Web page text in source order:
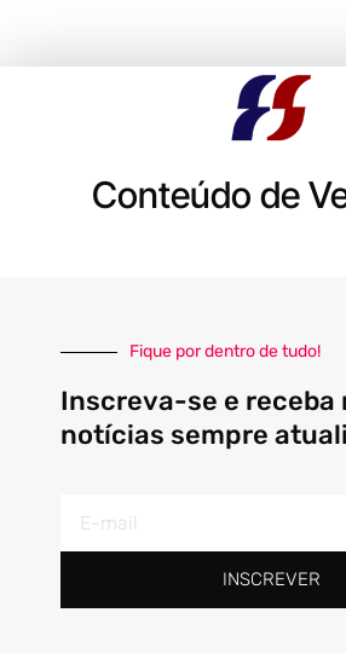
Conteúdo de
Fique por dentro de tudo!
Inscreva-se e receba
notícias sempre
mail
INSCREVER